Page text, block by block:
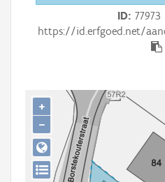
Downloads
ID 77973
https://id.erfgoed.net/
+
−